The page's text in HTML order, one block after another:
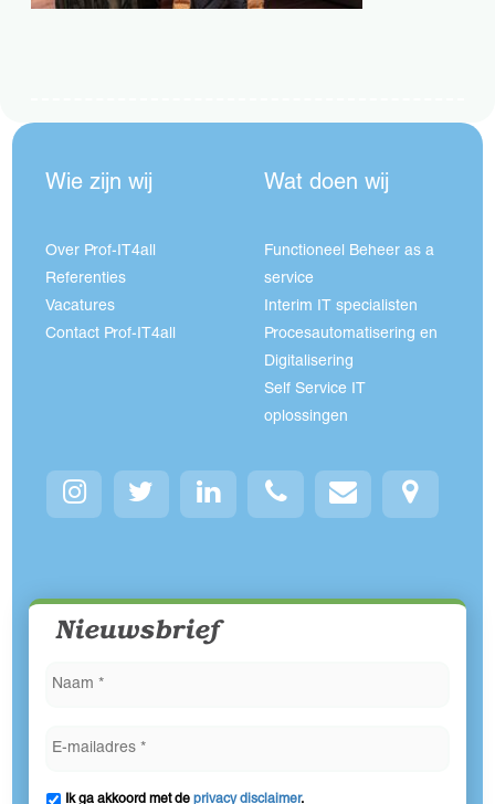
Wie zijn wij
Over Prof-IT4all
Referenties
Vacatures
Contact Prof-IT4all
Wat doen wij
Functioneel Beheer as a
service
Interim IT specialisten
Procesautomatisering en
Digitalisering
Self Service IT
oplossingen
Nieuwsbrief
Ik ga akkoord met deprivacy disclaimer.